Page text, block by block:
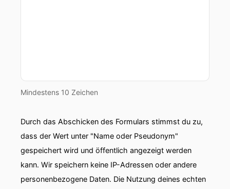
Mindestens 10 Zeichen
Durch das Abschicken des Formulars stimmst du zu,
dass der Wert unter "Name oder Pseudonym"
gespeichert wird und öffentlich angezeigt werden
kann. Wir speichern keine IP-Adressen oder andere
personenbezogene Daten. Die Nutzung deines echten